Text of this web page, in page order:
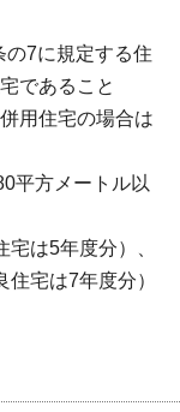
の7に規定する住
であること
用住宅の場合は
平方メートル以
は5年度分）、
宅は7年度分）